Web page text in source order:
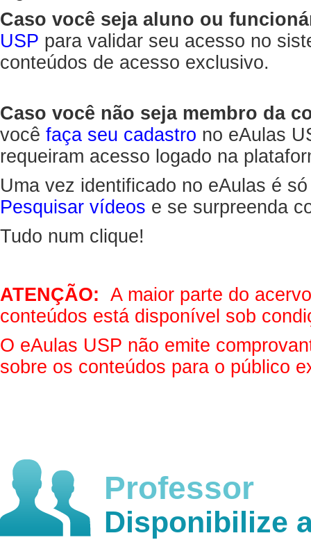
Caso você seja aluno ou
USP para validar seu acesso no
conteúdos de acesso exclusivo.
Caso você não seja membro da
você faça seu cadastro no eAulas
requeiram acesso logado na
Uma vez identificado no eAulas é
Pesquisar vídeos e se surpreenda
Tudo num clique!
ATENÇÃO: A maior parte do
conteúdos está disponível sob
O eAulas USP não emite
sobre os conteúdos para o público
Professor
Disponibilize